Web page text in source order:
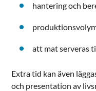
hantering och
att mat serveras
Extra tid kan även
och presentation av